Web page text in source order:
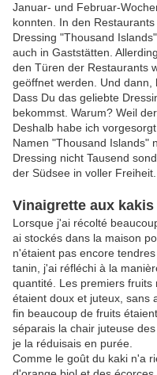
Januar- und Februar-
konnten. In den
Dressing "Thousand
auch in Gaststätten.
den Türen der Restaurants
geöffnet werden. Und dann,
Dass Du das geliebte
bekommst. Warum? Weil
Deshalb habe ich
Namen "Thousand Islands"
Dressing nicht Tausend
der Südsee in voller Freiheit.
Vinaigrette aux
Lorsque j'ai récolté
ai stockés dans la maison
n'étaient pas encore
tanin, j'ai réfléchi à la
quantité. Les premiers
étaient doux et juteux, sans
fin beaucoup de fruits
séparais la chair juteuse
je la réduisais en purée.
Comme le goût du kaki n'a